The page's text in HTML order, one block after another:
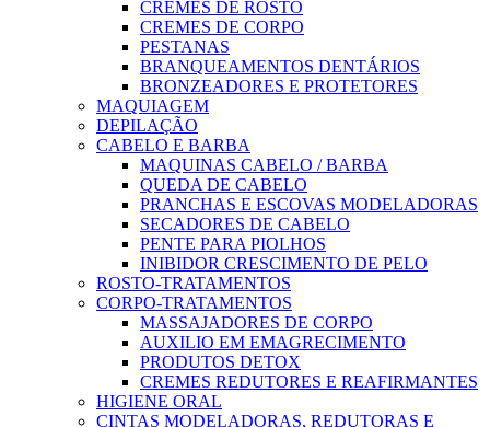
CREMES DE ROSTO
CREMES DE CORPO
PESTANAS
BRANQUEAMENTOS DENTÁRIOS
BRONZEADORES E PROTETORES
MAQUIAGEM
DEPILAÇÃO
CABELO E BARBA
MAQUINAS CABELO / BARBA
QUEDA DE CABELO
PRANCHAS E ESCOVAS MODELADORAS
SECADORES DE CABELO
PENTE PARA PIOLHOS
INIBIDOR CRESCIMENTO DE PELO
ROSTO-TRATAMENTOS
CORPO-TRATAMENTOS
MASSAJADORES DE CORPO
AUXILIO EM EMAGRECIMENTO
PRODUTOS DETOX
CREMES REDUTORES E REAFIRMANTES
HIGIENE ORAL
CINTAS MODELADORAS, REDUTORAS E